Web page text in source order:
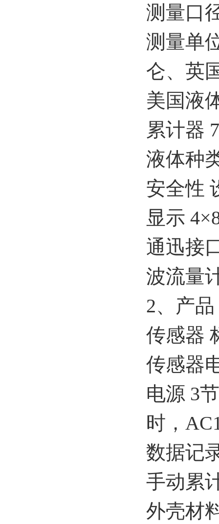
测量口
测量单
仑、英
美国液
累计器
液体种
安全性
显示
通迅接
波流量
2、产
传感器
传感器
电源 3
时，
数据记
手动累
外壳材